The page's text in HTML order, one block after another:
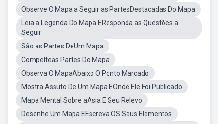
Observe O Mapa a Seguir as PartesDestacadas Do Mapa
Leia a Legenda Do Mapa EResponda as Questões a
Seguir
São as Partes DeUm Mapa
Compelteas Partes Do Mapa
Observa O MapaAbaixo O Ponto Marcado
Mostra Assuto De Um Mapa EOnde Ele Foi Publicado
Mapa Mental Sobre aAsia E Seu Relevo
Desenhe Um Mapa EEscreva OS Seus Elementos